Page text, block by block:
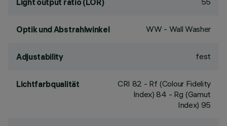
Light output ratio (LOR)
Optik und Abstrahlwinkel WW - Wall Washer
Adjustability fest
Lichtfarbqualität CRI 82 - Rf (Colour Fidelity
Index) 84 - Rg (Gamut
Index) 95